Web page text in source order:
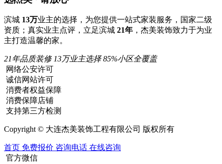
滨城 13万业主的选择，为您提供一站式家装服务，国家二级
资质；真实业主点评，立足滨城 21年 ，杰美装饰致力于为业
主打造温馨的家。
21年品质装修 13万业主选择 85%小区全覆盖
网络公安许可
诚信网站许可
消费者权益保障
消费保障店铺
支持第三方检测
Copyright © 大连杰美装饰工程有限公司 版权所有
首页 免费报价 咨询电话 在线咨询
官方微信